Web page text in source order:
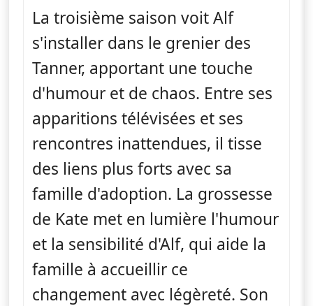
La troisième saison voit Alf
s'installer dans le grenier des
Tanner, apportant une touche
d'humour et de chaos. Entre ses
apparitions télévisées et ses
rencontres inattendues, il tisse
des liens plus forts avec sa
famille d'adoption. La grossesse
de Kate met en lumière l'humour
et la sensibilité d'Alf, qui aide la
famille à accueillir ce
changement avec légèreté. Son